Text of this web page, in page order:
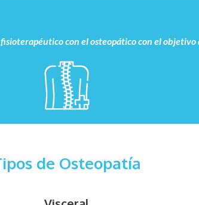
con el osteopático con el objetivo
de Osteopatía